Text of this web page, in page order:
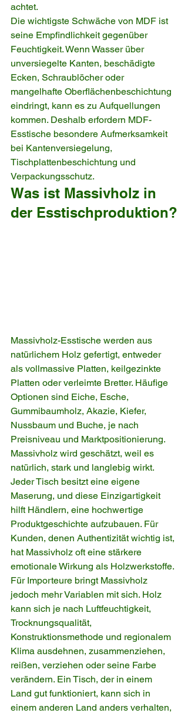
achtet.
Die wichtigste Schwäche von MDF ist
seine Empfindlichkeit gegenüber
Feuchtigkeit. Wenn Wasser über
unversiegelte Kanten, beschädigte
Ecken, Schraublöcher oder
mangelhafte Oberflächenbeschichtung
eindringt, kann es zu Aufquellungen
kommen. Deshalb erfordern MDF-
Esstische besondere Aufmerksamkeit
bei Kantenversiegelung,
Tischplattenbeschichtung und
Verpackungsschutz.
Was ist Massivholz in
der Esstischproduktion?
Massivholz-Esstische werden aus
natürlichem Holz gefertigt, entweder
als vollmassive Platten, keilgezinkte
Platten oder verleimte Bretter. Häufige
Optionen sind Eiche, Esche,
Gummibaumholz, Akazie, Kiefer,
Nussbaum und Buche, je nach
Preisniveau und Marktpositionierung.
Massivholz wird geschätzt, weil es
natürlich, stark und langlebig wirkt.
Jeder Tisch besitzt eine eigene
Maserung, und diese Einzigartigkeit
hilft Händlern, eine hochwertige
Produktgeschichte aufzubauen. Für
Kunden, denen Authentizität wichtig ist,
hat Massivholz oft eine stärkere
emotionale Wirkung als Holzwerkstoffe.
Für Importeure bringt Massivholz
jedoch mehr Variablen mit sich. Holz
kann sich je nach Luftfeuchtigkeit,
Trocknungsqualität,
Konstruktionsmethode und regionalem
Klima ausdehnen, zusammenziehen,
reißen, verziehen oder seine Farbe
verändern. Ein Tisch, der in einem
Land gut funktioniert, kann sich in
einem anderen Land anders verhalten,